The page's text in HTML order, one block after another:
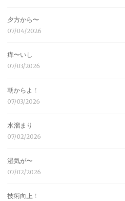
夕方から〜
07/04/2026
痒〜いし
07/03/2026
朝からよ！
07/03/2026
水溜まり
07/02/2026
湿気が〜
07/02/2026
技術向上！